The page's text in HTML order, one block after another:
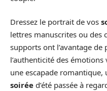
Dressez le portrait de vos
lettres manuscrites ou des
supports ont l’avantage de
l’authenticité des émotions
une escapade
soirée d’été passée à